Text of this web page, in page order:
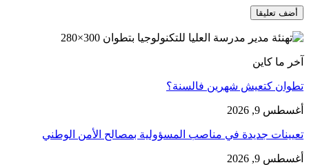
آخر ما كاين
تطوان كتعيش شهرين فالسنة؟
أغسطس 9, 2026
تعيينات جديدة في مناصب المسؤولية بمصالح الأمن الوطني
أغسطس 9, 2026